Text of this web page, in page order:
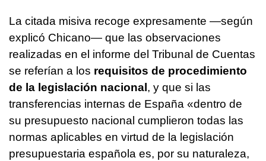
La citada misiva recoge expresamente —según
explicó Chicano— que las observaciones
realizadas en el informe del Tribunal de Cuentas
se referían a los requisitos de procedimiento
de la legislación nacional , y que si las
transferencias internas de España «dentro de
su presupuesto nacional cumplieron todas las
normas aplicables en virtud de la legislación
presupuestaria española es, por su naturaleza,